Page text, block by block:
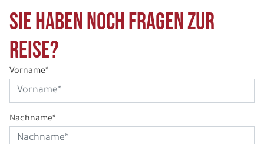
Sie haben noch Fragen zur
Reise?
Vorname*
Nachname*